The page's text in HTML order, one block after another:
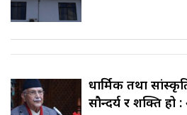
धार्मिक तथा
सौन्दर्य र शक्ति